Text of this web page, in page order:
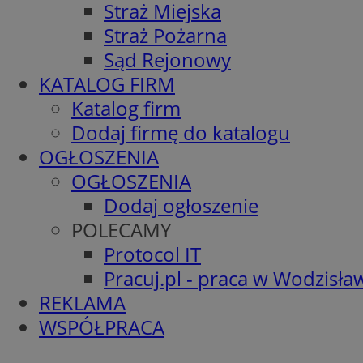
Straż Miejska
Straż Pożarna
Sąd Rejonowy
KATALOG FIRM
Katalog firm
Dodaj firmę do katalogu
OGŁOSZENIA
OGŁOSZENIA
Dodaj ogłoszenie
POLECAMY
Protocol IT
Pracuj.pl - praca w
REKLAMA
WSPÓŁPRACA